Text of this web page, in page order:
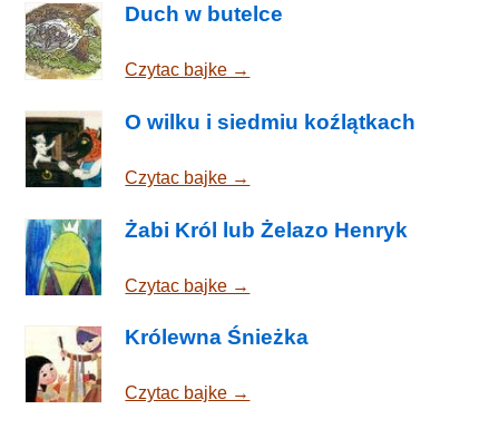
Duch w butelce
Czytac bajke →
O wilku i siedmiu koźlątkach
Czytac bajke →
Żabi Król lub Żelazo Henryk
Czytac bajke →
Królewna Śnieżka
Czytac bajke →